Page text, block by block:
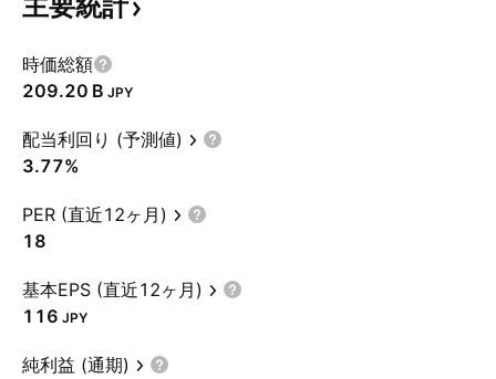
時価総額
‪209.20 B‬ JPY
配当利回り (予測値)
3.77%
PER (直近12ヶ月)
18
基本EPS (直近12ヶ月)
116 JPY
純利益 (通期)